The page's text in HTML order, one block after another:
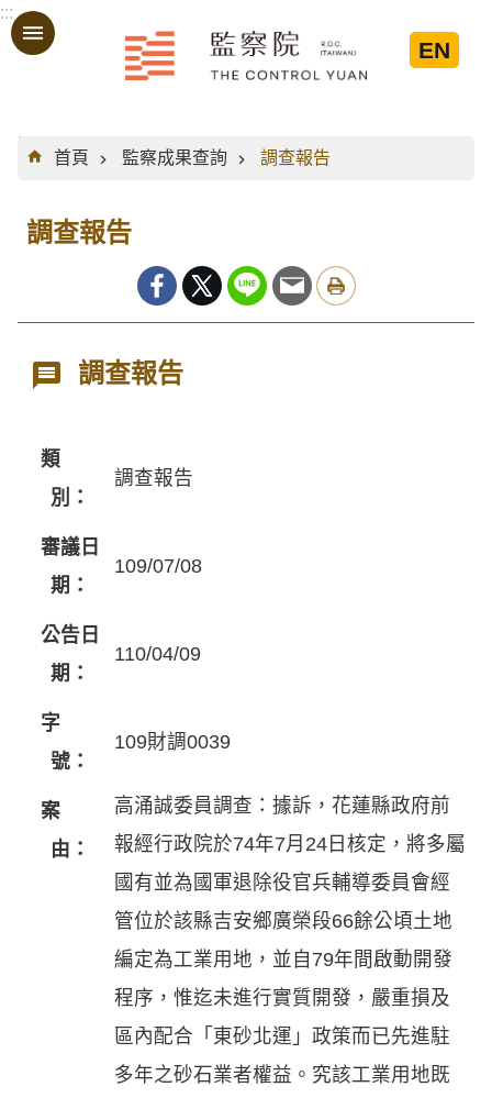
跳到主要內容區塊
:::
EN
:::
首頁
監察成果查詢 調查報告
調查報告
調查報告
類
別：
調查報告
審議日
期：
109/07/08
公告日
期：
110/04/09
字
號：
109財調0039
案
由：
高涌誠委員調查：據訴，花蓮縣政府前
報經行政院於74年7月24日核定，將多屬
國有並為國軍退除役官兵輔導委員會經
管位於該縣吉安鄉廣榮段66餘公頃土地
編定為工業用地，並自79年間啟動開發
程序，惟迄未進行實質開發，嚴重損及
區內配合「東砂北運」政策而已先進駐
多年之砂石業者權益。究該工業用地既